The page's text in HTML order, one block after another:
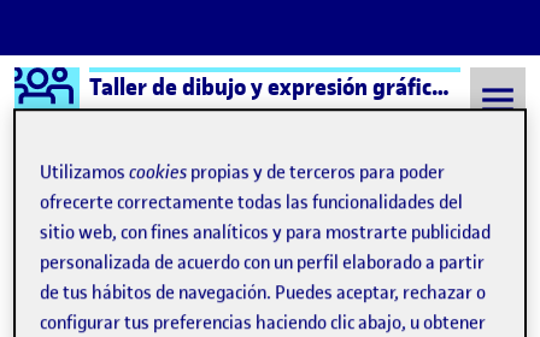
Saltar al contenido
Logo Ágora Taller de dibujo y expresión gráfica aula 3
Semestre 20211 - Aula 3 14 Enero, 2022
14 Enero, 2022
Utilizamoscookies propias y de terceros para poder
ofrecerte correctamente todas las funcionalidades del
sitio web, con fines analíticos y para mostrarte publicidad
personalizada de acuerdo con un perfil elaborado a partir
de tus hábitos de navegación. Puedes aceptar, rechazar o
configurar tus preferencias haciendo clic abajo, u obtener